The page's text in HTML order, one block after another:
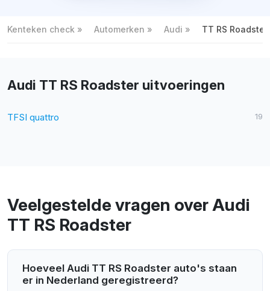
Kenteken check Automerken Audi TT RS Roadster
Audi TT RS Roadster uitvoeringen
TFSI quattro 19
Veelgestelde vragen over Audi
TT RS Roadster
Hoeveel Audi TT RS Roadster auto's staan
er in Nederland geregistreerd?